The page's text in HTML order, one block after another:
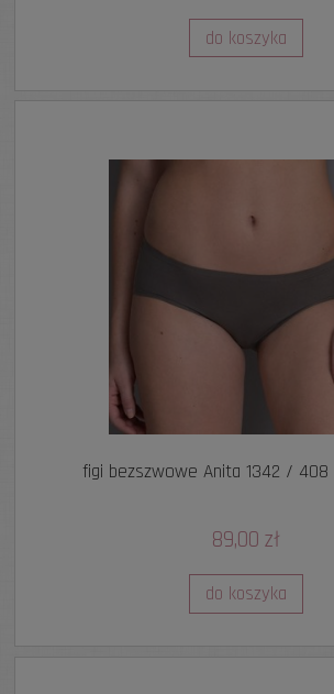
do koszyka
figi bezszwowe Anita 1342 / 408
89,00 zł
do koszyka